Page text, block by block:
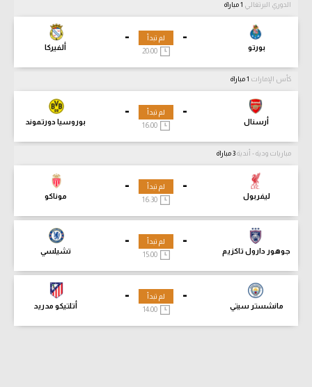
الدوري البرتغالي
-
بورتو
-
ألفيركا
لم تبدأ
كأس الإمارات
-
أرسنال
-
بوروسيا دورتموند
لم تبدأ
مباريات ودية - أندية
-
ليفربول
-
موناكو
لم تبدأ
-
جوهور دارول تاكزيم
-
تشيلسي
لم تبدأ
15:00
-
مانشستر سيتي
-
أتلتيكو مدريد
لم تبدأ
14:00